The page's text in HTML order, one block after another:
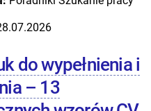
do wypełnienia i
– 13